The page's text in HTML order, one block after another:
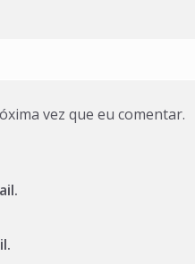
vez que eu comentar.